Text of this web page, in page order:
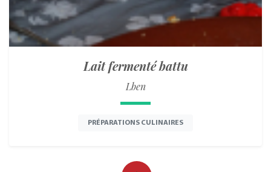
Lait fermenté battu
Lben
PRÉPARATIONS CULINAIRES